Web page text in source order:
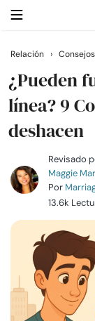
Buscar
Casarse
Relaciones
Familia
Ayuda
Cursos
Relación ›
¿Pueden
línea? 9
deshacen
Revisado
Maggie
Por
13.6k